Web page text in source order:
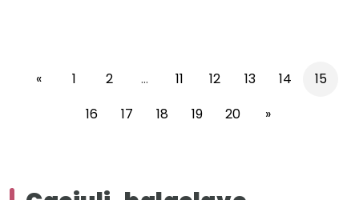
« 1 2 ... 11 12 13 14
15
16
17 18 19 20 »